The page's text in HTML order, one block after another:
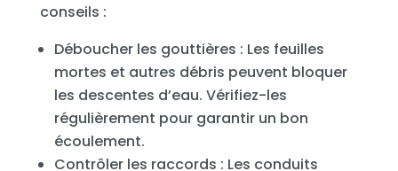
conseils :
Déboucher les gouttières : Les feuilles
mortes et autres débris peuvent bloquer
les descentes d’eau. Vérifiez-les
régulièrement pour garantir un bon
écoulement.
Contrôler les raccords : Les conduits